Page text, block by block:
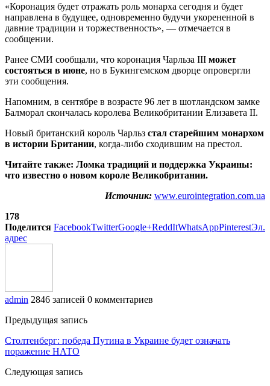
«Коронация будет отражать роль монарха сегодня и будет
направлена в будущее, одновременно будучи укорененной в
давние традиции и торжественность», — отмечается в
сообщении.
Ранее СМИ сообщали, что коронация Чарльза III может
состояться в июне, но в Букингемском дворце опровергли
эти сообщения.
Напомним, в сентябре в возрасте 96 лет в шотландском замке
Балморал скончалась королева Великобритании Елизавета II.
Новый британский король Чарльз стал старейшим монархом
в истории Британии, когда-либо сходившим на престол.
Читайте также: Ломка традиций и поддержка Украины:
что известно о новом короле Великобритании.
Источник: www.eurointegration.com.ua
178
Поделится FacebookTwitterGoogle+ReddItWhatsAppPinterestЭл.
адрес
admin 2846 записей 0 комментариев
Предыдущая запись
Столтенберг: победа Путина в Украине будет означать
поражение НАТО
Следующая запись